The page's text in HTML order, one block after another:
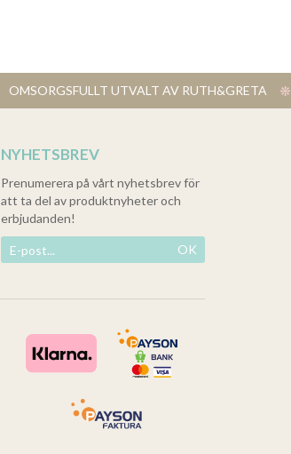
​ OMSORGSFULLT UTVALT AV RUTH&GRETA
NYHETSBREV
Prenumerera på vårt nyhetsbrev för
att ta del av produktnyheter och
erbjudanden!
OK